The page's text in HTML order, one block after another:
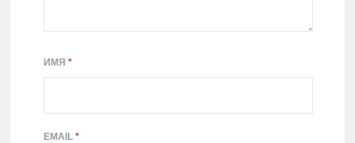
ИМЯ *
EMAIL *